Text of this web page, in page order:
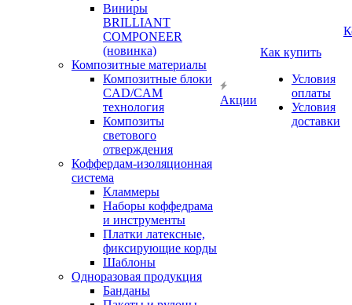
Виниры
BRILLIANT
COMPONEER
(новинка)
Композитные материалы
Композитные блоки
CAD/СAM
технология
Композиты
светового
отверждения
Коффердам-изоляционная
система
Кламмеры
Наборы коффедрама
и инструменты
Платки латексные,
фиксирующие корды
Шаблоны
Одноразовая продукция
Банданы
Акции
Как купить
Условия
оплаты
Условия
доставки